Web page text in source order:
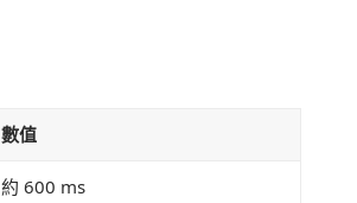
數值
約 600 ms